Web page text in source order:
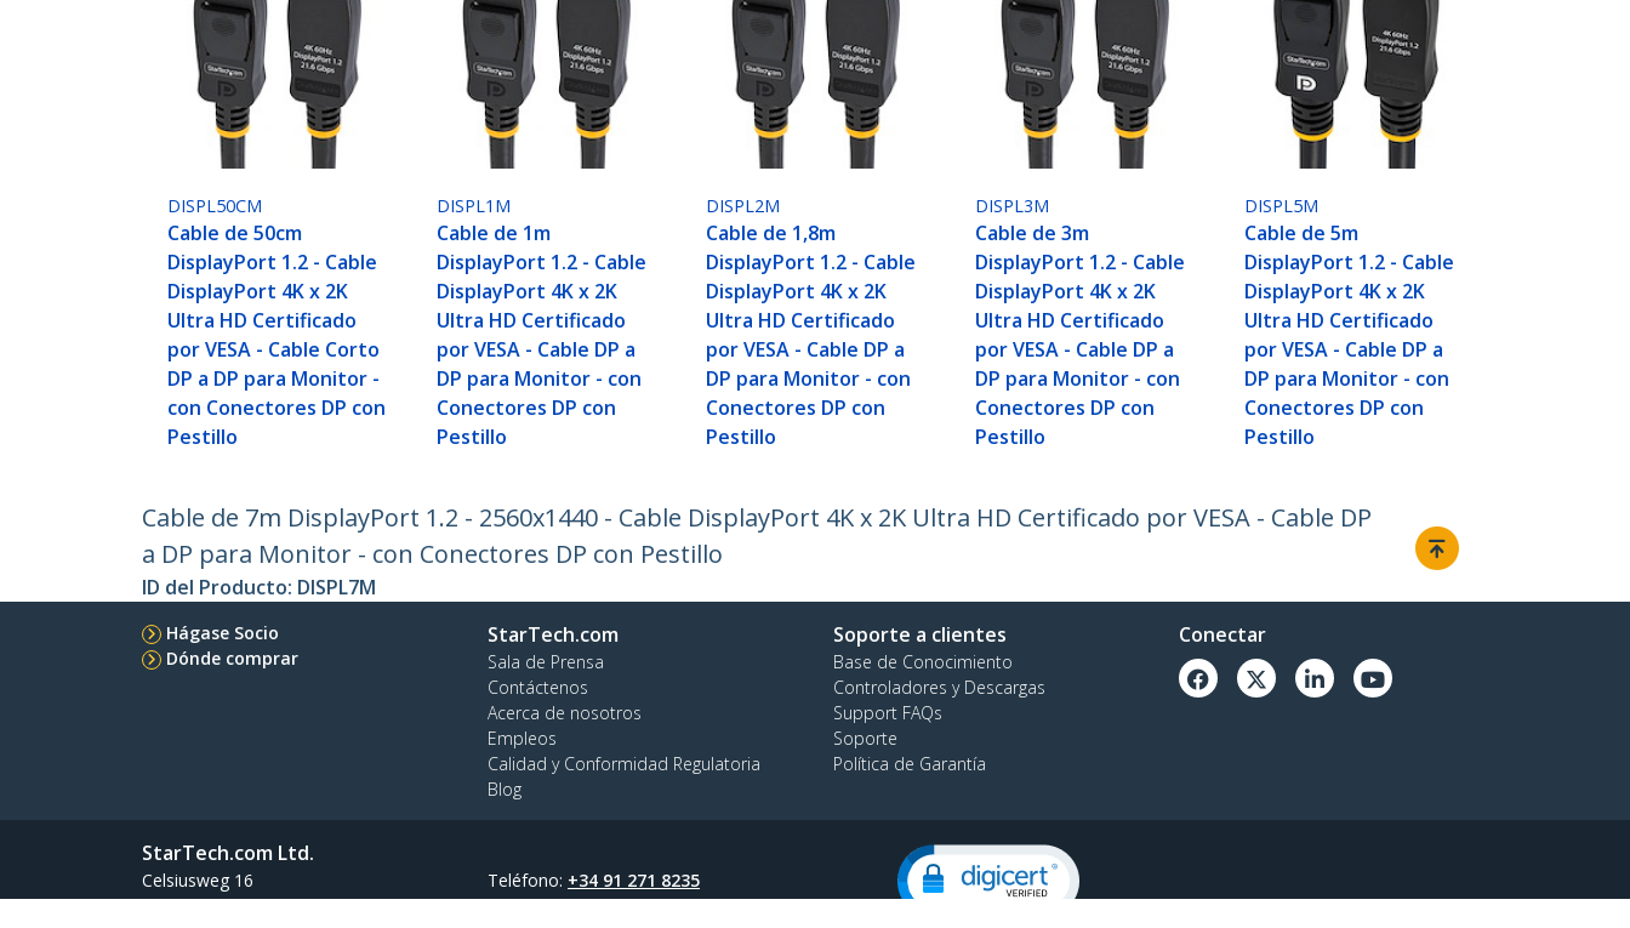
DISPL50CM
Cable de 50cm
DisplayPort 1.2 - Cable
DisplayPort 4K x 2K
Ultra HD Certificado
por VESA - Cable Corto
DP a DP para Monitor -
con Conectores DP con
Pestillo
DISPL1M
Cable de 1m
DisplayPort 1.2 - Cable
DisplayPort 4K x 2K
Ultra HD Certificado
por VESA - Cable DP a
DP para Monitor - con
Conectores DP con
Pestillo
DISPL2M
Cable de 1,8m
DisplayPort 1.2 - Cable
DisplayPort 4K x 2K
Ultra HD Certificado
por VESA - Cable DP a
DP para Monitor - con
Conectores DP con
Pestillo
DISPL3M
Cable de 3m
DisplayPort 1.2 - Cable
DisplayPort 4K x 2K
Ultra HD Certificado
por VESA - Cable DP a
DP para Monitor - con
Conectores DP con
Pestillo
DISPL5M
Cable de 5m
DisplayPort 1.2 - Cable
DisplayPort 4K x 2K
Ultra HD Certificado
por VESA - Cable DP a
DP para Monitor - con
Conectores DP con
Pestillo
Cable de 7m DisplayPort 1.2 - 2560x1440 - Cable DisplayPort 4K x 2K Ultra HD Certificado por VESA - Cable DP
a DP para Monitor - con Conectores DP con Pestillo
ID del Producto: DISPL7M
Hágase Socio
Dónde comprar
StarTech.com
Sala de Prensa
Contáctenos
Acerca de nosotros
Empleos
Calidad y Conformidad Regulatoria
Blog
Soporte a clientes
Base de Conocimiento
Controladores y Descargas
Support FAQs
Soporte
Política de Garantía
Conectar
StarTech.com Ltd.
Celsiusweg 16
5928 PR Venlo
Teléfono: +34 91 271 8235
Línea Gratuita:900 814 332